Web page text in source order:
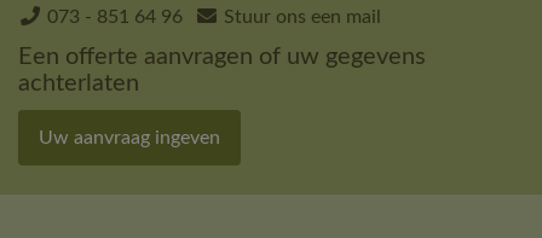
073 - 851 64 96 Stuur ons een mail
Een offerte aanvragen of uw gegevens
achterlaten
Uw aanvraag ingeven